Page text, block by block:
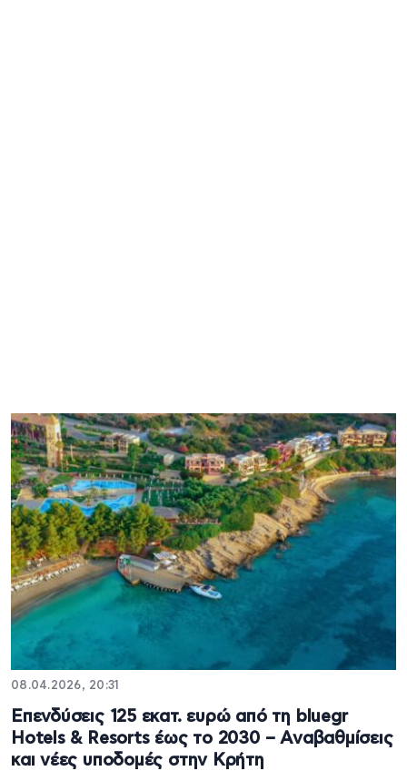
08.04.2026, 20:31
Επενδύσεις 125 εκατ. ευρώ από τη bluegr
Hotels & Resorts έως το 2030 – Αναβαθμίσεις
και νέες υποδομές στην Κρήτη